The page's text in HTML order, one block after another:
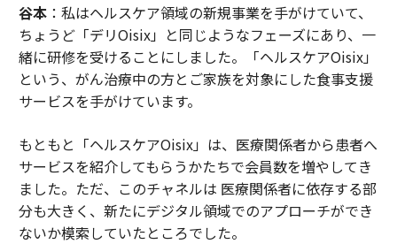
谷本：私はヘルスケア領域の新規事業を手がけていて、
ちょうど「デリOisix」と同じようなフェーズにあり、一
緒に研修を受けることにしました。「ヘルスケアOisix」
という、がん治療中の方とご家族を対象にした食事支援
サービスを手がけています。
もともと「ヘルスケアOisix」は、医療関係者から患者へ
サービスを紹介してもらうかたちで会員数を増やしてき
ました。ただ、このチャネルは 医療関係者に依存する部
分も大きく、新たにデジタル領域でのアプローチができ
ないか模索していたところでした。